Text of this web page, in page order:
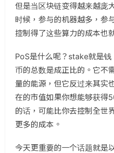
但是当区块链变得越来越庞
时候，参与的机器越多，参
控制得了这些算力的成本也
PoS是什么呢？stake就是
币的总数是成正比的。它不
量的能源，但它反过来其实
在的市值如果你想能够获得
的话，可能比你去控制全世
更多的成本。
今天更重要的一个话题就是